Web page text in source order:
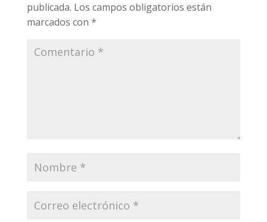
publicada. Los campos obligatorios están
marcados con *